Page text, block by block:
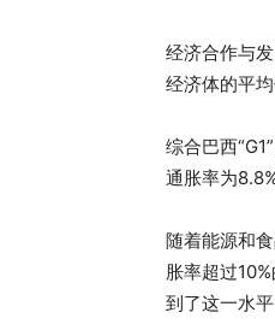
经济合作与
经济体的平
综合巴西
通胀率为
随着能源和
胀率超过
到了这一水